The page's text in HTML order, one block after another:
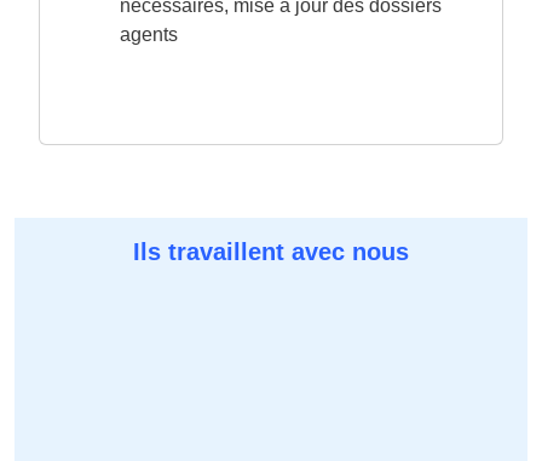
nécessaires, mise à jour des dossiers
agents
Ils travaillent avec nous